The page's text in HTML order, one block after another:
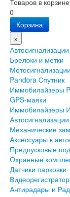
Товаров в
0
Корзина
×
Автосигнализации
Брелоки и метки
Мотосигнализации
Pandora Спутник
Иммобилайзеры
GPS-маяки
Иммобилайзеры
Механические
Аксессуары к
Предпусковые
Охранные
Датчики парковки
Антирадары и